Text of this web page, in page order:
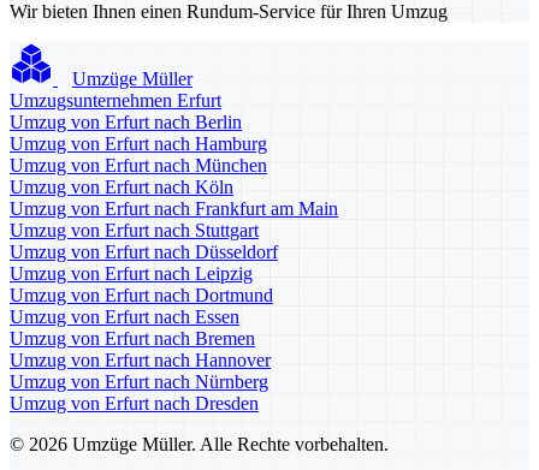
Wir bieten Ihnen einen Rundum-Service für Ihren Umzug
Umzüge Müller
Umzugsunternehmen Erfurt
Umzug von Erfurt nach Berlin
Umzug von Erfurt nach Hamburg
Umzug von Erfurt nach München
Umzug von Erfurt nach Köln
Umzug von Erfurt nach Frankfurt am Main
Umzug von Erfurt nach Stuttgart
Umzug von Erfurt nach Düsseldorf
Umzug von Erfurt nach Leipzig
Umzug von Erfurt nach Dortmund
Umzug von Erfurt nach Essen
Umzug von Erfurt nach Bremen
Umzug von Erfurt nach Hannover
Umzug von Erfurt nach Nürnberg
Umzug von Erfurt nach Dresden
© 2026 Umzüge Müller. Alle Rechte vorbehalten.